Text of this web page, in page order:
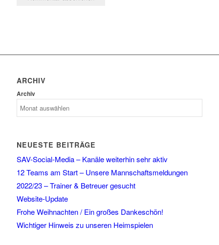
ARCHIV
Archiv
NEUESTE BEITRÄGE
SAV-Social-Media – Kanäle weiterhin sehr aktiv
12 Teams am Start – Unsere Mannschaftsmeldungen
2022/23 – Trainer & Betreuer gesucht
Website-Update
Frohe Weihnachten / Ein großes Dankeschön!
Wichtiger Hinweis zu unseren Heimspielen